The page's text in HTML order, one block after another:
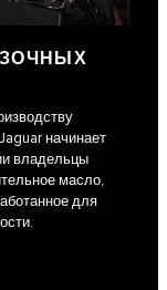
начинает
владельцы
масло,
для